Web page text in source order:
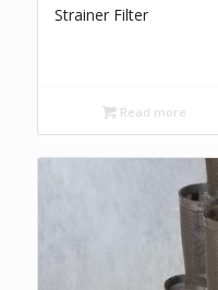
Strainer Filter
Read more